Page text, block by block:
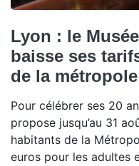
Lyon : le
baisse ses
de la métropole
Pour célébrer ses 20
propose jusqu’au 31
habitants de la
euros pour les adultes